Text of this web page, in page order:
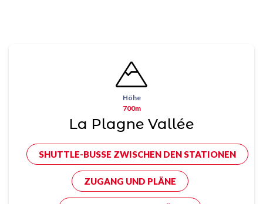
Höhe
700m
La Plagne Vallée
SHUTTLE-BUSSE ZWISCHEN DEN STATIONEN
ZUGANG UND PLÄNE